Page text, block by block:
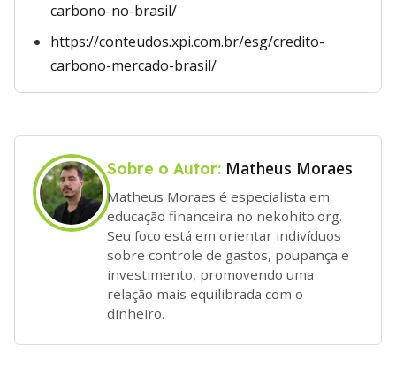
carbono-no-brasil/
https://conteudos.xpi.com.br/esg/credito-
carbono-mercado-brasil/
Sobre o Autor: Matheus Moraes
Matheus Moraes é especialista em
educação financeira no nekohito.org.
Seu foco está em orientar indivíduos
sobre controle de gastos, poupança e
investimento, promovendo uma
relação mais equilibrada com o
dinheiro.